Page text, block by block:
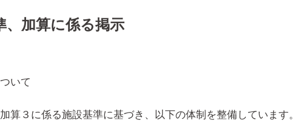
、加算に係る掲示
いて
算３に係る施設基準に基づき、以下の体制を整備しています。